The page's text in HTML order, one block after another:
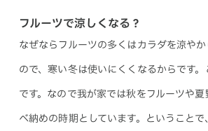
フルーツで涼しくなる？
なぜならフルーツの多くはカラダを涼や
ので、寒い冬は使いにくくなるからです
です。なので我が家では秋をフルーツや
べ納めの時期としています。ということで